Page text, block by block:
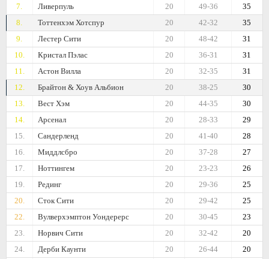
7.
Ливерпуль 35
49-36
20
8.
Тоттенхэм Хотспур 35
42-32
20
9.
Лестер Сити 31
48-42
20
10.
Кристал Пэлас 31
36-31
20
11.
Астон Вилла 31
32-35
20
12.
Брайтон & Хоув Альбион 30
38-25
20
13.
Вест Хэм 30
44-35
20
14.
Арсенал 29
28-33
20
15.
Сандерленд 28
41-40
20
16.
Миддлсбро 27
37-28
20
17.
Ноттингем 26
23-23
20
19.
Рединг 25
29-36
20
20.
Сток Сити 25
29-42
20
22.
Вулверхэмптон Уондерерс 23
30-45
20
23.
Норвич Сити 20
32-42
20
24.
Дерби Каунти 20
26-44
20